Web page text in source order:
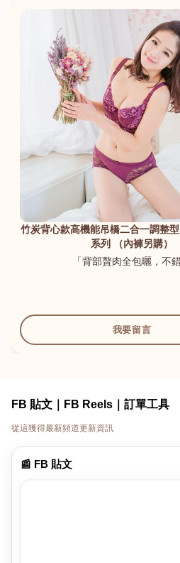
竹炭背心款高機能吊橋二合一調整
系列 （內褲另購）
「背部贅肉全包曬，不錯
我要留言
FB 貼文｜FB Reels｜訂單工具
從這獲得最新頻道更新資訊
📰 FB 貼文
港澳中文